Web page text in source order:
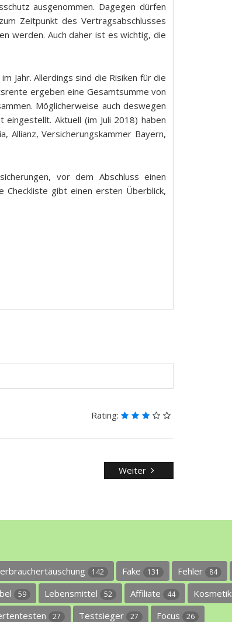
ausgenommen. Dagegen dürfen
Zeitpunkt des Vertragsabschlusses
werden. Auch daher ist es wichtig, die
Jahr. Allerdings sind die Risiken für die
ergeben eine Gesamtsumme von
Möglicherweise auch deswegen
Aktuell (im Juli 2018) haben
Allianz, Versicherungskammer Bayern,
vor dem Abschluss einen
Checkliste gibt einen ersten Überblick,
Rating:
Weiter
142 Fake 131 Fehler 84
59 Lebensmittel 52 Affiliate 44 Kosmetik
27 Testsieger 27 Focus 26